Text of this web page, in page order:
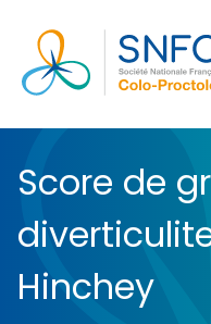
Score de
Hinchey